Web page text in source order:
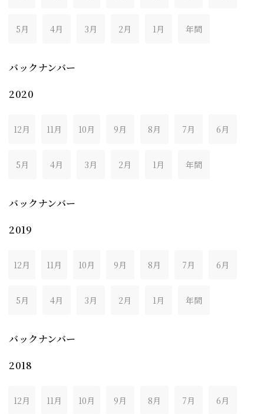
5月 4月 3月 2月 1月 年間
バックナンバー
2020
12月 11月 10月 9月 8月 7月 6月
5月 4月 3月 2月 1月 年間
バックナンバー
2019
12月 11月 10月 9月 8月 7月 6月
5月 4月 3月 2月 1月 年間
バックナンバー
2018
12月 11月 10月 9月 8月 7月 6月